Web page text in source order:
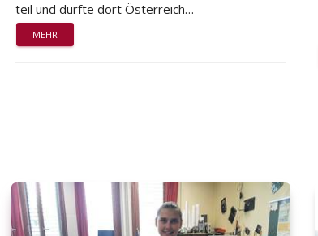
teil und durfte dort Österreich…
MEHR